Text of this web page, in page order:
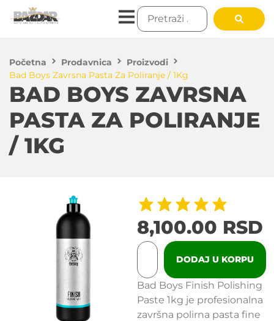
Početna Prodavnica
Proizvodi
Bad Boys Zavrsna Pasta Za Poliranje / 1Kg
BAD BOYS ZAVRSNA
PASTA ZA POLIRANJE
/ 1KG
8,100.00 RSD
DODAJ U KORPU
Bad Boys Finish Polishing
Paste 1kg je profesionalna
završna polirna pasta fine